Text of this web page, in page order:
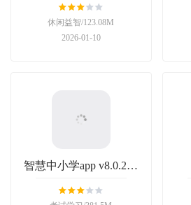
休闲益智/123.08M
2026-01-10
智慧中小学app v8.0.2安